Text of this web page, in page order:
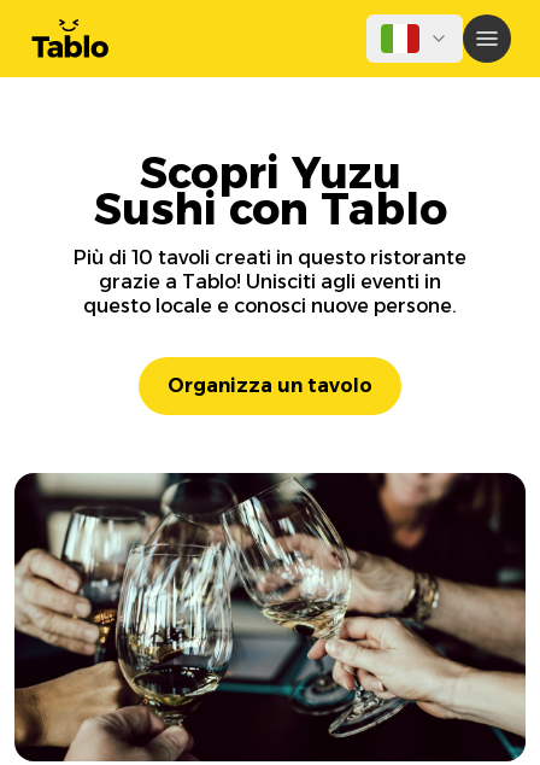
Scopri Yuzu
Sushi con Tablo
Più di 10 tavoli creati in questo ristorante
grazie a Tablo! Unisciti agli eventi in
questo locale e conosci nuove persone.
Organizza un tavolo